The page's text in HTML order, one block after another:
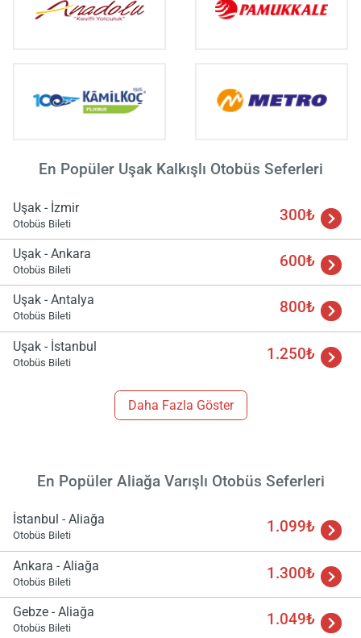
En Popüler Uşak Kalkışlı Otobüs Seferleri
Uşak - İzmir
Otobüs Bileti 300₺
Uşak - Ankara
Otobüs Bileti 600₺
Uşak - Antalya
Otobüs Bileti 800₺
Uşak - İstanbul
Otobüs Bileti 1.250₺
Daha Fazla Göster
En Popüler Aliağa Varışlı Otobüs Seferleri
İstanbul - Aliağa
Otobüs Bileti 1.099₺
Ankara - Aliağa
Otobüs Bileti 1.300₺
Gebze - Aliağa
Otobüs Bileti 1.049₺